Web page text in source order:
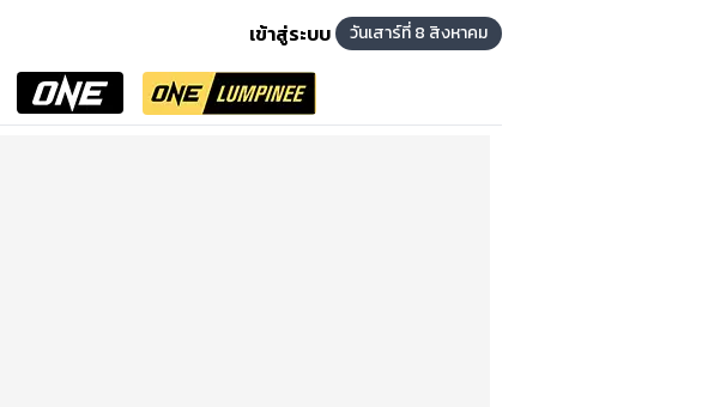
เข้าสู่ระบบ
วันเสาร์ที่ 8 สิงหาคม